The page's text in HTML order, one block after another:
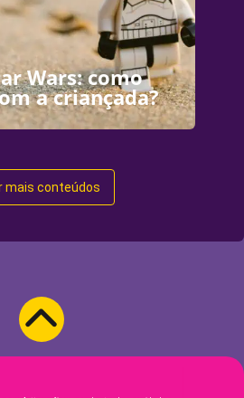
Wars: como
a criançada?
mais conteúdos